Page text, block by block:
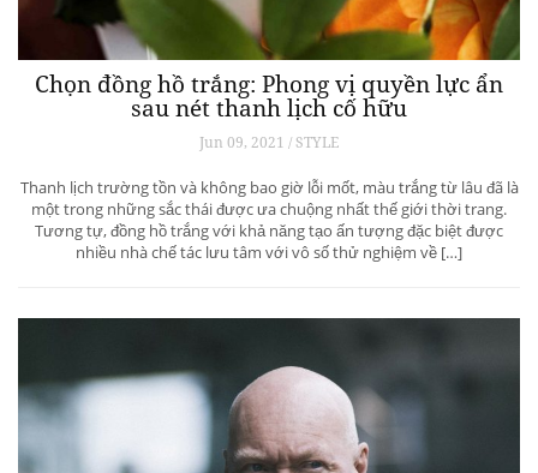
Chọn đồng hồ trắng: Phong vị quyền lực ẩn
sau nét thanh lịch cố hữu
Jun 09, 2021 / STYLE
Thanh lịch trường tồn và không bao giờ lỗi mốt, màu trắng từ lâu đã là
một trong những sắc thái được ưa chuộng nhất thế giới thời trang.
Tương tự, đồng hồ trắng với khả năng tạo ấn tượng đặc biệt được
nhiều nhà chế tác lưu tâm với vô số thử nghiệm về […]